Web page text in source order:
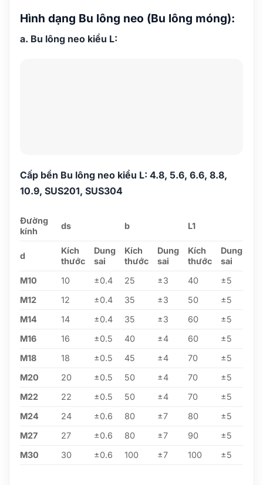
Hình dạng Bu lông neo (Bu lông móng):
a. Bu lông neo kiểu L:
Cấp bền Bu lông neo kiểu L: 4.8, 5.6, 6.6, 8.8,
10.9, SUS201, SUS304
Đường
kính
ds b L1
d
Kích
thước
Dung
sai
Kích
thước
Dung
sai
Kích
thước
Dung
sai
M10
10 ±0.4 25 ±3 40
±5
M12
12 ±0.4 35 ±3 50
±5
M14
14 ±0.4 35 ±3 60
±5
M16
16 ±0.5 40 ±4 60
±5
M18
18 ±0.5 45 ±4 70
±5
M20
20 ±0.5 50 ±4 70
±5
M22
22 ±0.5 50 ±4 70
±5
M24
24 ±0.6 80 ±7 80
±5
M27
27 ±0.6 80 ±7 90
±5
M30
30 ±0.6 100 ±7 100 ±5